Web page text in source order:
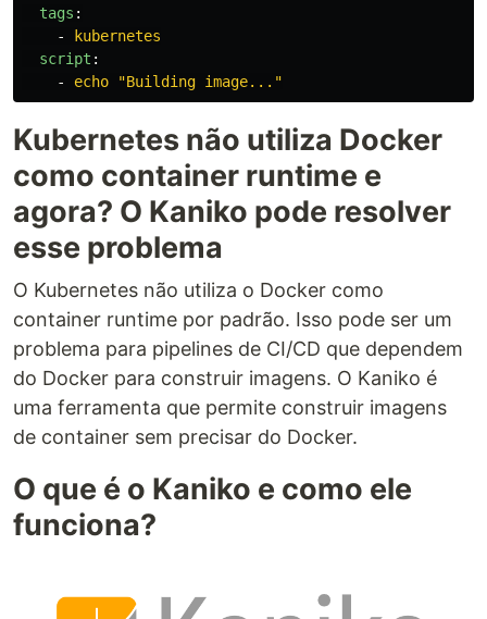
tags :
-
kubernetes
script :
-
echo "Building image..."
Kubernetes não utiliza Docker
como container runtime e
agora? O Kaniko pode resolver
esse problema
O Kubernetes não utiliza o Docker como
container runtime por padrão. Isso pode ser um
problema para pipelines de CI/CD que dependem
do Docker para construir imagens. O Kaniko é
uma ferramenta que permite construir imagens
de container sem precisar do Docker.
O que é o Kaniko e como ele
funciona?